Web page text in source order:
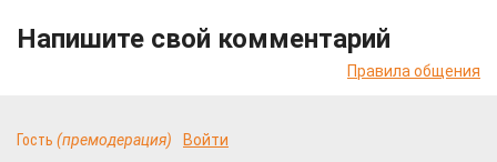
Напишите свой комментарий
Правила общения
Гость (премодерация) Войти